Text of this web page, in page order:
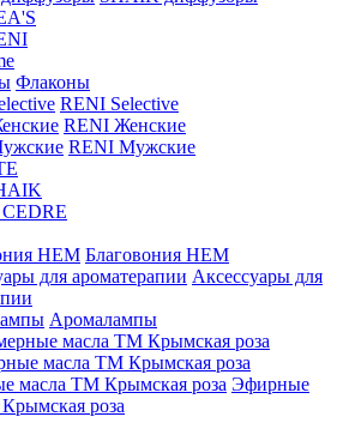
Флаконы
RENI Selective
RENI Женские
RENI Мужские
Благовония HEM
Аксессуары для
Аромалампы
масла ТМ Крымская роза
Эфирные
роза